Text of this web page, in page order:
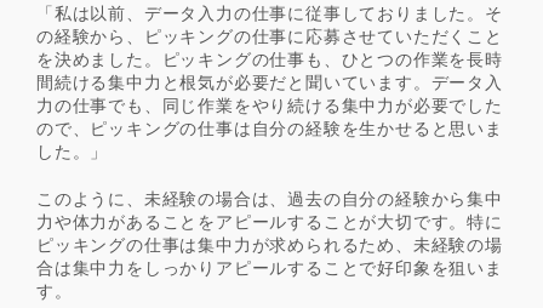
「私は以前、データ入力の仕事に従事しておりました。そ
の経験から、ピッキングの仕事に応募させていただくこと
を決めました。ピッキングの仕事も、ひとつの作業を長時
間続ける集中力と根気が必要だと聞いています。データ入
力の仕事でも、同じ作業をやり続ける集中力が必要でした
ので、ピッキングの仕事は自分の経験を生かせると思いま
した。」
このように、未経験の場合は、過去の自分の経験から集中
力や体力があることをアピールすることが大切です。特に
ピッキングの仕事は集中力が求められるため、未経験の場
合は集中力をしっかりアピールすることで好印象を狙いま
す。